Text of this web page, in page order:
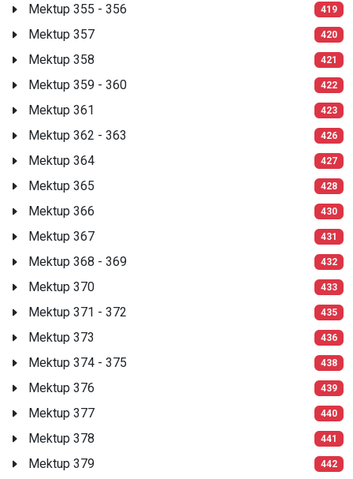
Mektup 355 - 356 419
Mektup 357 420
Mektup 358 421
Mektup 359 - 360 422
Mektup 361 423
Mektup 362 - 363 426
Mektup 364 427
Mektup 365 428
Mektup 366 430
Mektup 367 431
Mektup 368 - 369 432
Mektup 370 433
Mektup 371 - 372 435
Mektup 373 436
Mektup 374 - 375 438
Mektup 376 439
Mektup 377 440
Mektup 378 441
Mektup 379 442